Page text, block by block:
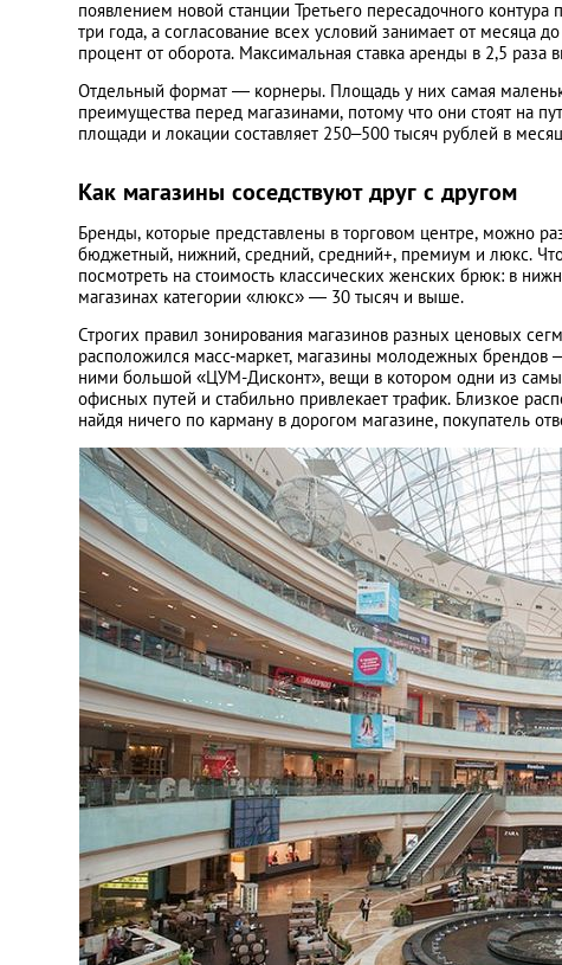
появлением новой станции Третьего пересадочного
три года, а согласование всех условий занимает от месяца
процент от оборота. Максимальная ставка аренды в 2,5 раза
Отдельный формат — корнеры. Площадь у них самая
преимущества перед магазинами, потому что они стоят на
площади и локации составляет 250–500 тысяч рублей в
Как магазины соседствуют друг с другом
Бренды, которые представлены в торговом центре, можно
бюджетный, нижний, средний, средний+, премиум и люкс.
посмотреть на стоимость классических женских брюк: в
магазинах категории «люкс» — 30 тысяч и выше.
Строгих правил зонирования магазинов разных ценовых
расположился масс-маркет, магазины молодежных брендов
ними большой «ЦУМ-Дисконт», вещи в котором одни из
офисных путей и стабильно привлекает трафик. Близкое
найдя ничего по карману в дорогом магазине, покупатель